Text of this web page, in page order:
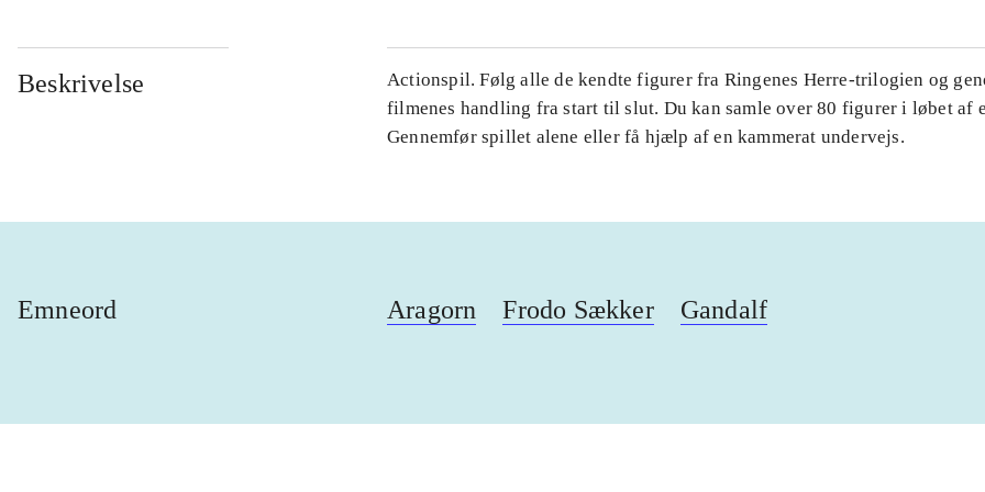
Beskrivelse
Actionspil. Følg alle de kendte figurer fra Ringenes Herre-trilogien og
filmenes handling fra start til slut. Du kan samle over 80 figurer i løbet af
Gennemfør spillet alene eller få hjælp af en kammerat undervejs.
Emneord Aragorn Frodo Sækker Gandalf